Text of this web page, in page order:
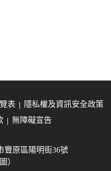
表
隱私權及資訊安全政策
無障礙宣告
豐原區陽明街36號
）